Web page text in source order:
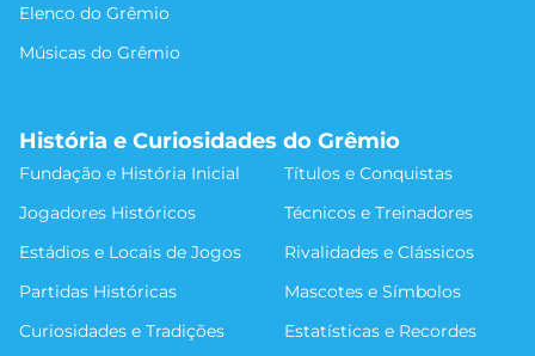
Elenco do Grêmio
Músicas do Grêmio
História e Curiosidades do Grêmio
Fundação e História Inicial
Títulos e Conquistas
Jogadores Históricos
Técnicos e Treinadores
Estádios e Locais de Jogos
Rivalidades e Clássicos
Partidas Históricas
Mascotes e Símbolos
Curiosidades e Tradições
Estatísticas e Recordes